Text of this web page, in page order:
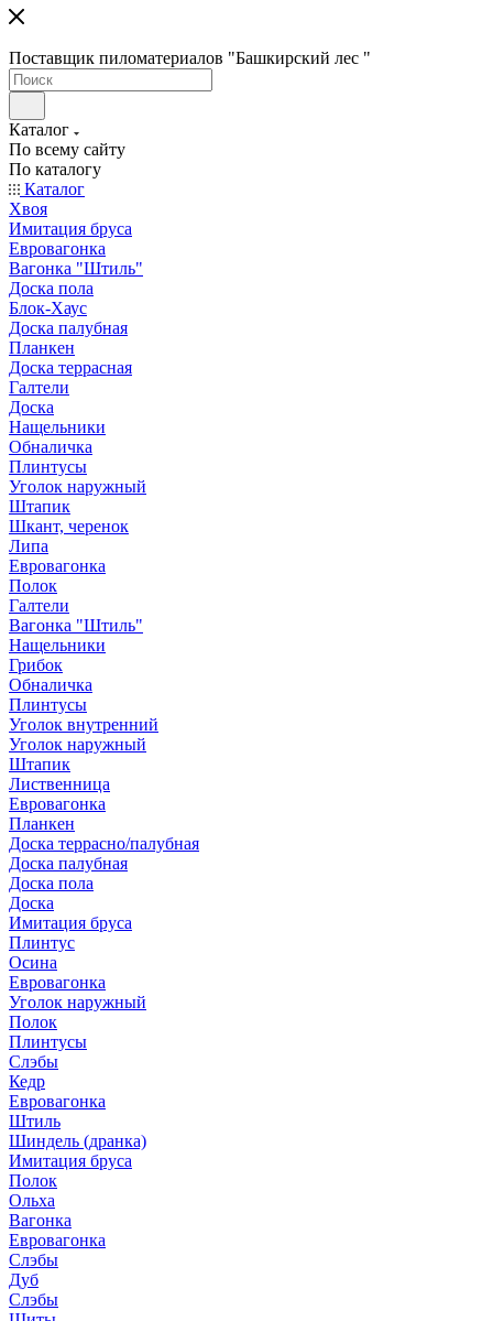
Поставщик пиломатериалов "Башкирский лес "
Каталог
По всему сайту
По каталогу
Каталог
Хвоя
Имитация бруса
Евровагонка
Вагонка "Штиль"
Доска пола
Блок-Хаус
Доска палубная
Планкен
Доска террасная
Галтели
Доска
Нащельники
Обналичка
Плинтусы
Уголок наружный
Штапик
Шкант, черенок
Липа
Евровагонка
Полок
Галтели
Вагонка "Штиль"
Нащельники
Грибок
Обналичка
Плинтусы
Уголок внутренний
Уголок наружный
Штапик
Лиственница
Евровагонка
Планкен
Доска террасно/палубная
Доска палубная
Доска пола
Доска
Имитация бруса
Плинтус
Осина
Евровагонка
Уголок наружный
Полок
Плинтусы
Слэбы
Кедр
Евровагонка
Штиль
Шиндель (дранка)
Имитация бруса
Полок
Ольха
Вагонка
Евровагонка
Слэбы
Дуб
Слэбы